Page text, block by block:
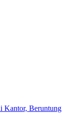
Kantor, Beruntung